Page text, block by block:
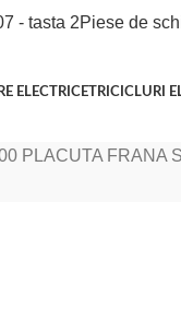
- tasta 2Piese de
ELECTRICETRICICLURI
PLACUTA FRANA